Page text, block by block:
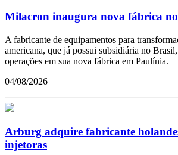
Milacron inaugura nova fábrica
A fabricante de equipamentos para
americana, que já possui subsidiária no
operações em sua nova fábrica em Paulínia.
04/08/2026
Arburg adquire fabricante
injetoras